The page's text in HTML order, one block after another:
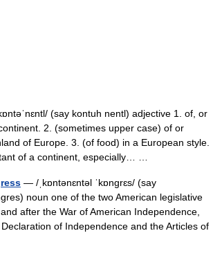
(say kontuh nentl) adjective 1. of, or
2. (sometimes upper case) of or
of Europe. 3. (of food) in a European style.
of a continent, especially… …
— /ˌkɒntənɛntəl ˈkɒngrɛs/ (say
noun one of the two American legislative
after the War of American Independence,
of Independence and the Articles of